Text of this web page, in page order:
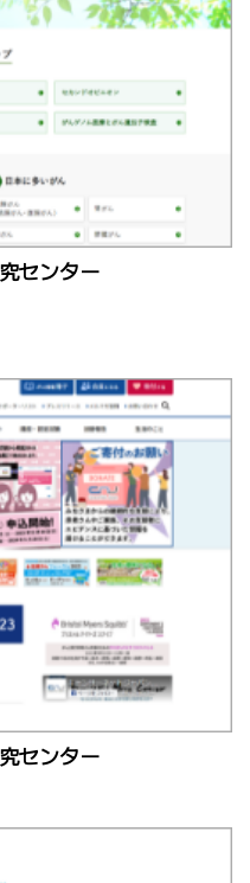
センター
センター